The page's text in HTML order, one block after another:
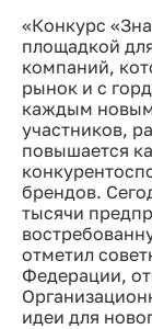
«Конкурс
площадкой
компаний,
рынок и с
каждым новым
участников,
повышается
брендов.
тысячи
отметил
Федерации,
идеи для